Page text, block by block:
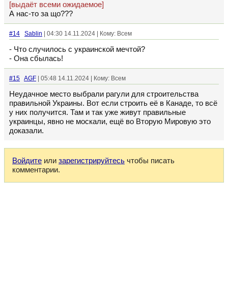
[выдаёт всеми ожидаемое]
А нас-то за що???
#14 Sablin | 04:30 14.11.2024 | Кому: Всем
- Что случилось с украинской мечтой?
- Она сбылась!
#15 AGF | 05:48 14.11.2024 | Кому: Всем
Неудачное место выбрали рагули для строительства
правильной Украины. Вот если строить её в Канаде, то всё
у них получится. Там и так уже живут правильные
украинцы, явно не москали, ещё во Вторую Мировую это
доказали.
Войдите или зарегистрируйтесь чтобы писать
комментарии.